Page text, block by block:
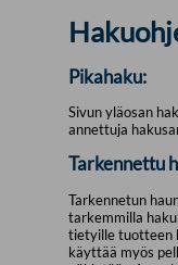
Pikahaku:
Sivun yläosan
annettuja
Tarkennettu
Tarkennetun
tarkemmilla
tietyille tuotteen
käyttää myös